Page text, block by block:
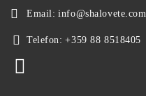
Email: info@shalovete.com
Telefon: +359 88 8518405